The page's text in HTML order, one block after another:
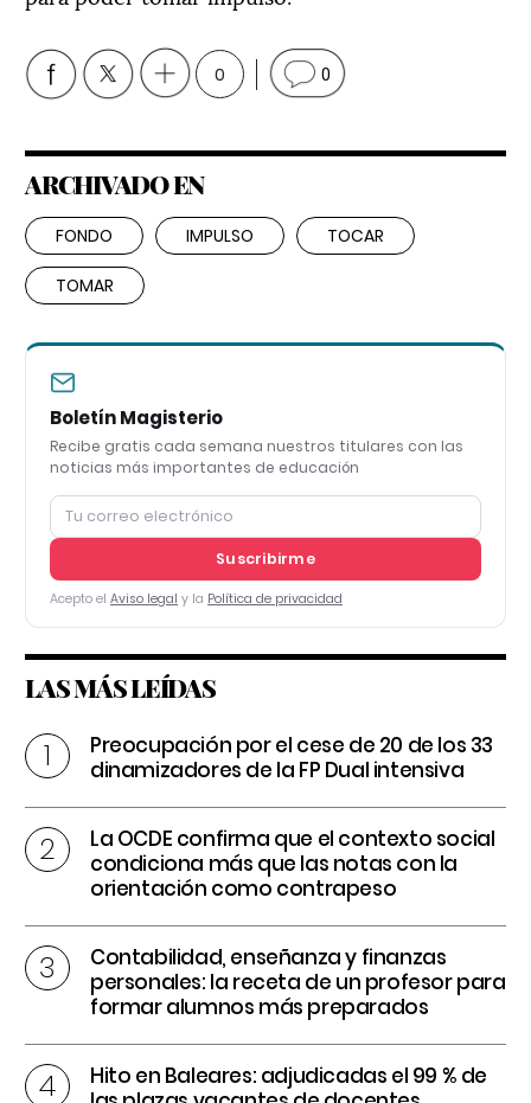
0 0
ARCHIVADO EN
FONDO IMPULSO TOCAR
TOMAR
Boletín Magisterio
Recibe gratis cada semana nuestros titulares con las
noticias más importantes de educación
Suscribirme
Acepto el Aviso legal y la Política de privacidad
LAS MÁS LEÍDAS
Preocupación por el cese de 20 de los 33
dinamizadores de la FP Dual intensiva
La OCDE confirma que el contexto social
condiciona más que las notas con la
orientación como contrapeso
Contabilidad, enseñanza y finanzas
personales: la receta de un profesor para
formar alumnos más preparados
Hito en Baleares: adjudicadas el 99 % de